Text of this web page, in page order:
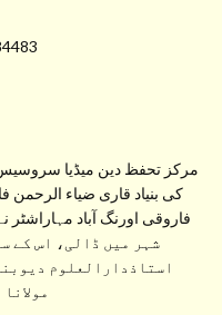
مرکز تحفظ دین میڈیا
کی بنیاد قاری ضیاء
شہر میں ڈالی، اس کے
استاذدارالعلوم